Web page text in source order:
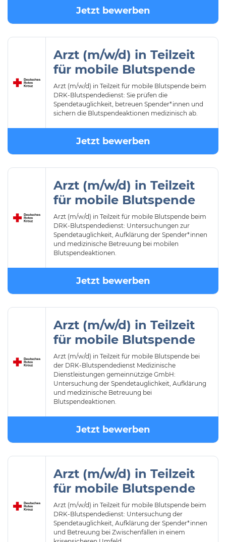
Jetzt bewerben
Arzt (m/w/d) in Teilzeit
für mobile Blutspende
Arzt (m/w/d) in Teilzeit für mobile Blutspende beim
DRK-Blutspendedienst: Sie prüfen die
Spendetauglichkeit, betreuen Spender*innen und
sichern die Blutspendeaktionen medizinisch ab.
Jetzt bewerben
Arzt (m/w/d) in Teilzeit
für mobile Blutspende
Arzt (m/w/d) in Teilzeit für mobile Blutspende beim
DRK-Blutspendedienst: Untersuchungen zur
Spendetauglichkeit, Aufklärung der Spender*innen
und medizinische Betreuung bei mobilen
Blutspendeaktionen.
Jetzt bewerben
Arzt (m/w/d) in Teilzeit
für mobile Blutspende
Arzt (m/w/d) in Teilzeit für mobile Blutspende bei
der DRK-Blutspendedienst Medizinische
Dienstleistungen gemeinnützige GmbH:
Untersuchung der Spendetauglichkeit, Aufklärung
und medizinische Betreuung bei
Blutspendeaktionen.
Jetzt bewerben
Arzt (m/w/d) in Teilzeit
für mobile Blutspende
Arzt (m/w/d) in Teilzeit für mobile Blutspende beim
DRK-Blutspendedienst: Untersuchung der
Spendetauglichkeit, Aufklärung der Spender*innen
und Betreuung bei Zwischenfällen in einem